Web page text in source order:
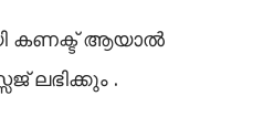
കണക്ട് ആയാൽ
ലഭിക്കും .